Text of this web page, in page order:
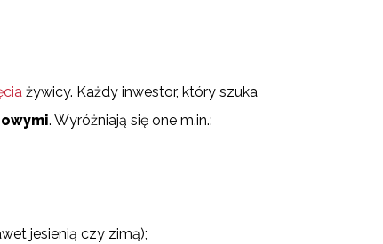
żywicy. Każdy inwestor, który szuka
. Wyróżniają się one m.in.:
jesienią czy zimą);